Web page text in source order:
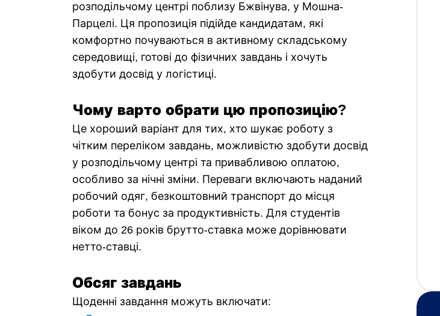
розподільчому центрі поблизу Бжвінува, у Мошна-
Парцелі. Ця пропозиція підійде кандидатам, які
комфортно почуваються в активному складському
середовищі, готові до фізичних завдань і хочуть
здобути досвід у логістиці.
Чому варто обрати цю пропозицію?
Це хороший варіант для тих, хто шукає роботу з
чітким переліком завдань, можливістю здобути досвід
у розподільчому центрі та привабливою оплатою,
особливо за нічні зміни. Переваги включають наданий
робочий одяг, безкоштовний транспорт до місця
роботи та бонус за продуктивність. Для студентів
віком до 26 років брутто-ставка може дорівнювати
нетто-ставці.
Обсяг завдань
Щоденні завдання можуть включати: